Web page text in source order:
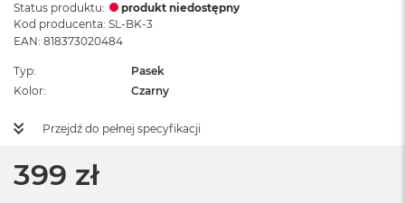
Status produktu:
produkt niedostępny
Kod producenta: SL-BK-3
EAN: 818373020484
Typ
Pasek
Kolor
Czarny
Przejdź do pełnej specyfikacji
399 zł